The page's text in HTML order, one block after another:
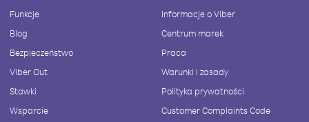
Funkcje
Blog
Bezpieczeństwo
Viber Out
Stawki
Wsparcie
Informacje o Viber
Centrum marek
Praca
Warunki i zasady
Polityka prywatności
Customer Complaints Code